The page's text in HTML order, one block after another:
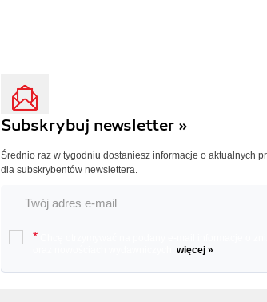
Subskrybuj newsletter »
Średnio raz w tygodniu dostaniesz informacje o aktualnych
dla subskrybentów newslettera.
*
więcej »